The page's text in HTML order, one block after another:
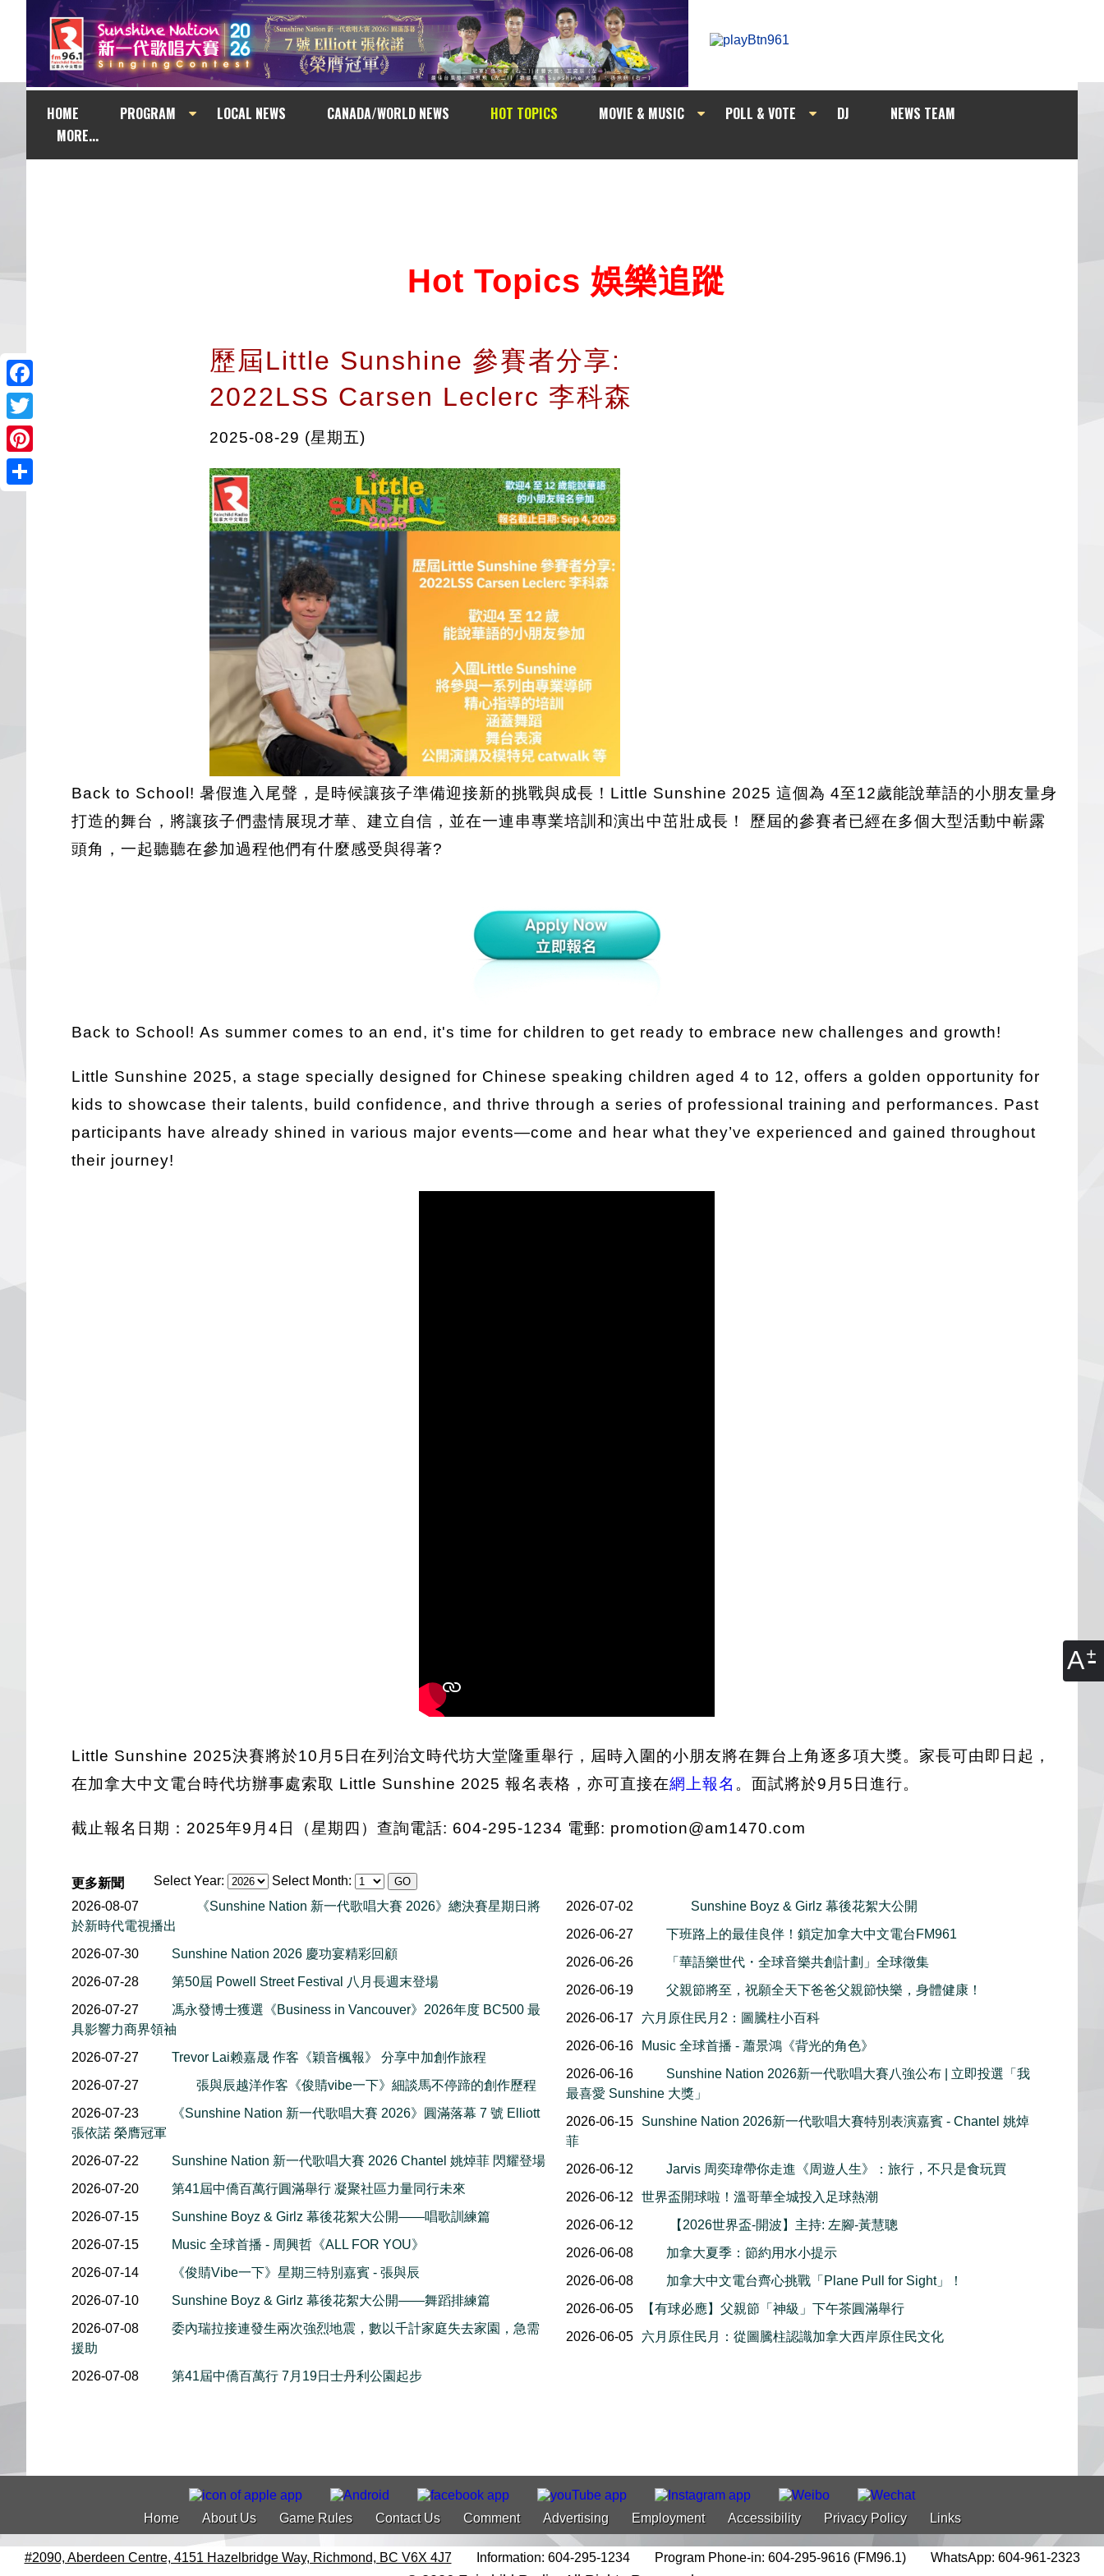
A
HOME PROGRAM LOCAL NEWS CANADA/WORLD NEWS HOT TOPICS MOVIE & MUSIC POLL & VOTE DJ
NEWS TEAM
MORE...
Facebook
Twitter
Pinterest
Hot Topics 娛樂追蹤
歷屆Little Sunshine 參賽者分享:
2022LSS Carsen Leclerc 李科森
2025-08-29 (星期五)
Back to School! 暑假進入尾聲，是時候讓孩子準備迎接新的挑戰與成長！Little Sunshine 2025 這個為 4至12歲能說華語的小朋友量身
打造的舞台，將讓孩子們盡情展現才華、建立自信，並在一連串專業培訓和演出中茁壯成長！ 歷屆的參賽者已經在多個大型活動中嶄露
頭角，一起聽聽在參加過程他們有什麼感受與得著?
Back to School! As summer comes to an end, it's time for children to get ready to embrace new challenges and growth!
Little Sunshine 2025, a stage specially designed for Chinese speaking children aged 4 to 12, offers a golden opportunity for
kids to showcase their talents, build confidence, and thrive through a series of professional training and performances. Past
participants have already shined in various major events—come and hear what they’ve experienced and gained throughout
their journey!
Little Sunshine 2025決賽將於10月5日在列治文時代坊大堂隆重舉行，屆時入圍的小朋友將在舞台上角逐多項大獎。家長可由即日起，
在加拿大中文電台時代坊辦事處索取 Little Sunshine 2025 報名表格，亦可直接在網上報名 。面試將於9月5日進行。
截止報名日期：2025年9月4日（星期四）查詢電話: 604-295-1234 電郵: promotion@am1470.com
Select Year: Select Month:
更多新聞
2026-08-07
《Sunshine Nation 新一代歌唱大賽 2026》總決賽星期日將
於新時代電視播出
2026-07-30
Sunshine Nation 2026 慶功宴精彩回顧
2026-07-28
第50屆 Powell Street Festival 八月長週末登場
2026-07-27
馮永發博士獲選《Business in Vancouver》2026年度 BC500 最
具影響力商界領袖
2026-07-27
Trevor Lai赖嘉晟 作客《穎音楓報》 分享中加創作旅程
2026-07-27
張與辰越洋作客《俊䝼vibe一下》細談馬不停蹄的創作歷程
2026-07-23
《Sunshine Nation 新一代歌唱大賽 2026》圓滿落幕 7 號 Elliott
張依諾 榮膺冠軍
2026-07-22
Sunshine Nation 新一代歌唱大賽 2026 Chantel 姚焯菲 閃耀登場
2026-07-20
第41屆中僑百萬行圓滿舉行 凝聚社區力量同行未來
2026-07-15
Sunshine Boyz & Girlz 幕後花絮大公開——唱歌訓練篇
2026-07-15
Music 全球首播 - 周興哲《ALL FOR YOU》
2026-07-14
《俊䝼Vibe一下》星期三特別嘉賓 - 張與辰
2026-07-10
Sunshine Boyz & Girlz 幕後花絮大公開——舞蹈排練篇
2026-07-08
委內瑞拉接連發生兩次強烈地震，數以千計家庭失去家園，急需
援助
2026-07-08
第41屆中僑百萬行 7月19日士丹利公園起步
2026-07-02
Sunshine Boyz & Girlz 幕後花絮大公開
2026-06-27
下班路上的最佳良伴！鎖定加拿大中文電台FM961
2026-06-26
「華語樂世代・全球音樂共創計劃」全球徵集
2026-06-19
父親節將至，祝願全天下爸爸父親節快樂，身體健康！
2026-06-17
六月原住民月2：圖騰柱小百科
2026-06-16
Music 全球首播 - 蕭景鴻《背光的角色》
2026-06-16
Sunshine Nation 2026新一代歌唱大賽八強公布 | 立即投選「我
最喜愛 Sunshine 大獎」
2026-06-15
Sunshine Nation 2026新一代歌唱大賽特別表演嘉賓 - Chantel 姚焯
菲
2026-06-12
Jarvis 周奕瑋帶你走進《周遊人生》：旅行，不只是食玩買
2026-06-12
世界盃開球啦！溫哥華全城投入足球熱潮
2026-06-12
【2026世界盃-開波】主持: 左腳-黃慧聰
2026-06-08
加拿大夏季：節約用水小提示
2026-06-08
加拿大中文電台齊心挑戰「Plane Pull for Sight」！
2026-06-05
【有球必應】父親節「神級」下午茶圓滿舉行
2026-06-05
六月原住民月：從圖騰柱認識加拿大西岸原住民文化
Home About Us Game Rules Contact Us Comment Advertising Employment Accessibility Privacy Policy Links
#2090, Aberdeen Centre, 4151 Hazelbridge Way, Richmond, BC V6X 4J7 Information: 604-295-1234 Program Phone-in: 604-295-9616 (FM96.1) WhatsApp: 604-961-2323